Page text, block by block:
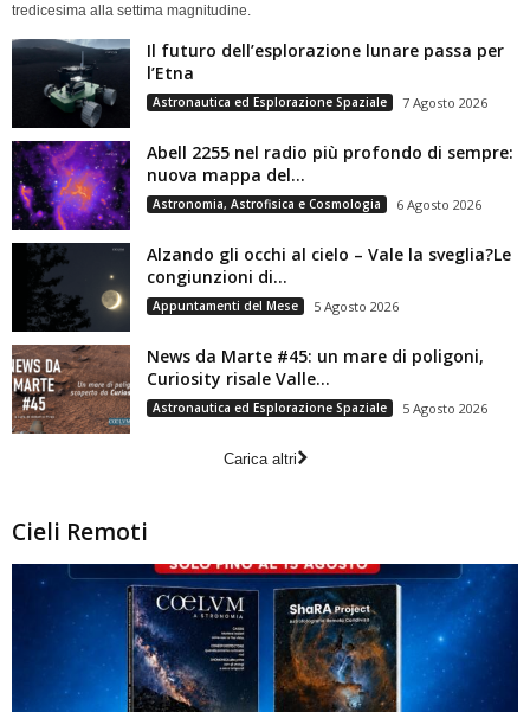
tredicesima alla settima magnitudine.
Il futuro dell’esplorazione lunare passa per
l’Etna
Astronautica ed Esplorazione Spaziale 7 Agosto 2026
Abell 2255 nel radio più profondo di sempre:
nuova mappa del...
Astronomia, Astrofisica e Cosmologia 6 Agosto 2026
Alzando gli occhi al cielo – Vale la sveglia?Le
congiunzioni di...
Appuntamenti del Mese 5 Agosto 2026
News da Marte #45: un mare di poligoni,
Curiosity risale Valle...
Astronautica ed Esplorazione Spaziale 5 Agosto 2026
Carica altri
Cieli Remoti